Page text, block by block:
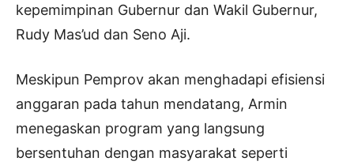
kepemimpinan Gubernur dan Wakil Gubernur,
Rudy Mas’ud dan Seno Aji.
Meskipun Pemprov akan menghadapi efisiensi
anggaran pada tahun mendatang, Armin
menegaskan program yang langsung
bersentuhan dengan masyarakat seperti